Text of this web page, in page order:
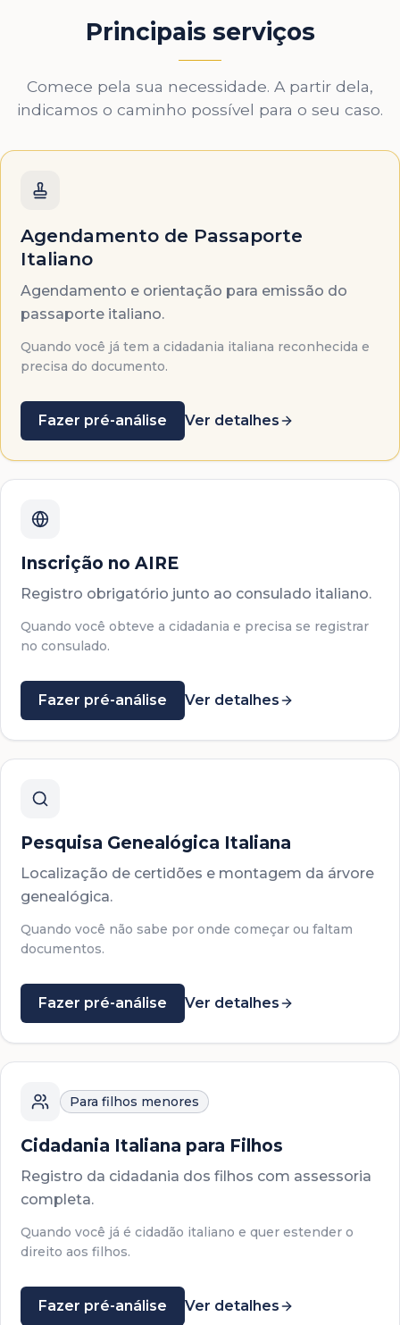
Principais serviços
Comece pela sua necessidade. A partir dela,
indicamos o caminho possível para o seu caso.
Agendamento de Passaporte
Italiano
Agendamento e orientação para emissão do
passaporte italiano.
Quando você já tem a cidadania italiana reconhecida e
precisa do documento.
Fazer pré-análise Ver detalhes
Inscrição no AIRE
Registro obrigatório junto ao consulado italiano.
Quando você obteve a cidadania e precisa se registrar
no consulado.
Fazer pré-análise Ver detalhes
Pesquisa Genealógica Italiana
Localização de certidões e montagem da árvore
genealógica.
Quando você não sabe por onde começar ou faltam
documentos.
Fazer pré-análise Ver detalhes
Para filhos menores
Cidadania Italiana para Filhos
Registro da cidadania dos filhos com assessoria
completa.
Quando você já é cidadão italiano e quer estender o
direito aos filhos.
Fazer pré-análise Ver detalhes